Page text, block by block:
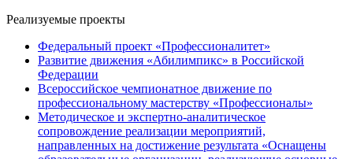
Реализуемые проекты
Федеральный проект «Профессионалитет»
Развитие движения «Абилимпикс» в Российской
Федерации
Всероссийское чемпионатное движение по
профессиональному мастерству «Профессионалы»
Методическое и экспертно-аналитическое
сопровождение реализации мероприятий,
направленных на достижение результата «Оснащены